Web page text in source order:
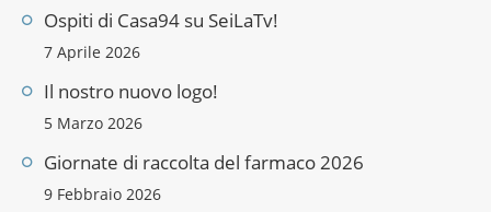
Ospiti di Casa94 su SeiLaTv!
7 Aprile 2026
Il nostro nuovo logo!
5 Marzo 2026
Giornate di raccolta del farmaco 2026
9 Febbraio 2026